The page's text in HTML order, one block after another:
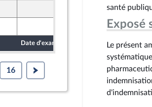
18 octobre 2024
17 octobre 2024
Date d'examen Date de dépôt
16
santé
Exposé
Le présent